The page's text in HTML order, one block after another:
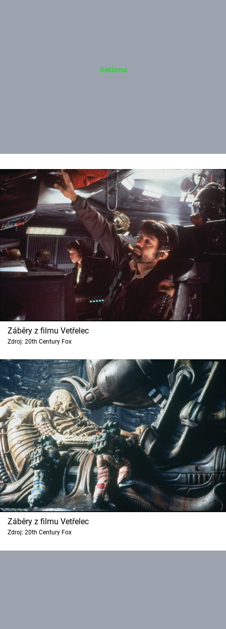
Záběry z filmu Vetřelec
Zdroj: 20th Century Fox
Záběry z filmu Vetřelec
Zdroj: 20th Century Fox